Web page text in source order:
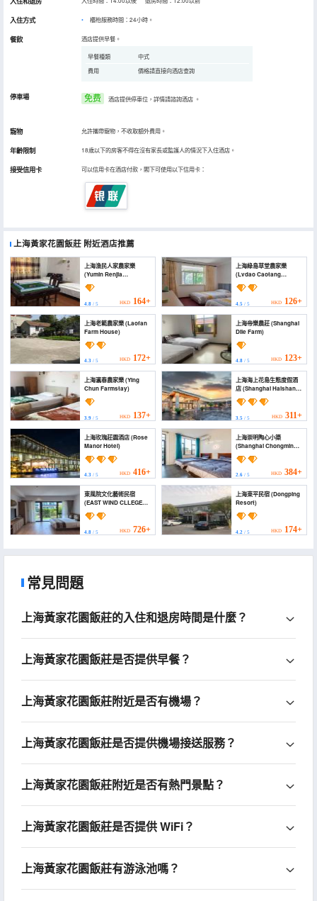
入住方式 櫃枱服務時間：24小時。
餐飲 酒店提供早餐。
早餐種類
中式
費用
價格請直接向酒店查詢
停車場 免费 酒店提供停車位，詳情請諮詢酒店 。
寵物 允許攜帶寵物，不收取額外費用。
年齡限制 18歲以下的房客不得在沒有家長或監護人的情況下入住酒店。
接受信用卡 可以信用卡在酒店付款，閣下可使用以下信用卡：
上海黃家花園飯莊 附近酒店推薦
上海漁民人家農家樂
(Yumin Renjia
Farmhouse)
4.8 / 5 HKD 164+
上海綠島草堂農家樂
(Lvdao Caotang
Farmhouse)
4.5/ 5 HKD 126+
上海老範農家樂 (Laofan
Farm House)
4.3 / 5 HKD 172+
上海帝樂農莊 (Shanghai
Dile Farm)
4.8/ 5 HKD 123+
上海瀛春農家樂 (Ying
Chun Farmstay)
3.9 / 5 HKD 137+
上海海上花島生態度假酒
店 (Shanghai Haishang
Huadao Ecological
Holiday Hotel)
3.5/ 5 HKD 311+
上海玫瑰莊園酒店 (Rose
Manor Hotel)
4.3 / 5 HKD 416+
上海崇明陶心小築
(Shanghai Chongming
Taoxin Homestay)
2.6/ 5 HKD 384+
東風院文化藝術民宿
(EAST WIND CLLEGE
CULTURE&ART HOTEL)
4.8 / 5 HKD 726+
上海東平民宿 (Dongping
Resort)
4.2/ 5 HKD 174+
常見問題
上海黃家花園飯莊的入住和退房時間是什麼？
上海黃家花園飯莊是否提供早餐？
上海黃家花園飯莊附近是否有機場？
上海黃家花園飯莊是否提供機場接送服務？
上海黃家花園飯莊附近是否有熱門景點？
上海黃家花園飯莊是否提供 WiFi？
上海黃家花園飯莊有游泳池嗎？